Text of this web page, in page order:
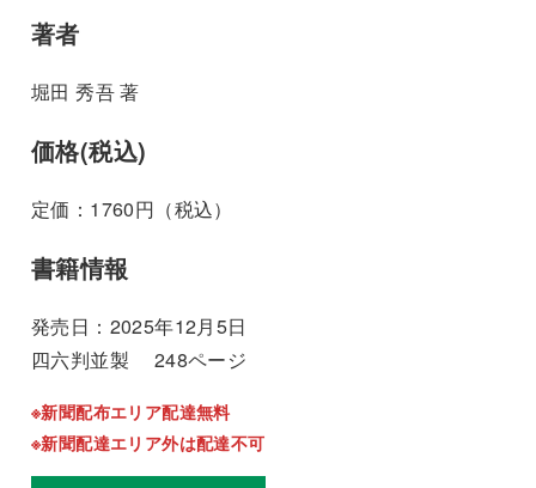
著者
堀田 秀吾 著
価格(税込)
定価：1760円（税込）
書籍情報
発売日：2025年12月5日
四六判並製 248ページ
※新聞配布エリア配達無料
※新聞配達エリア外は配達不可